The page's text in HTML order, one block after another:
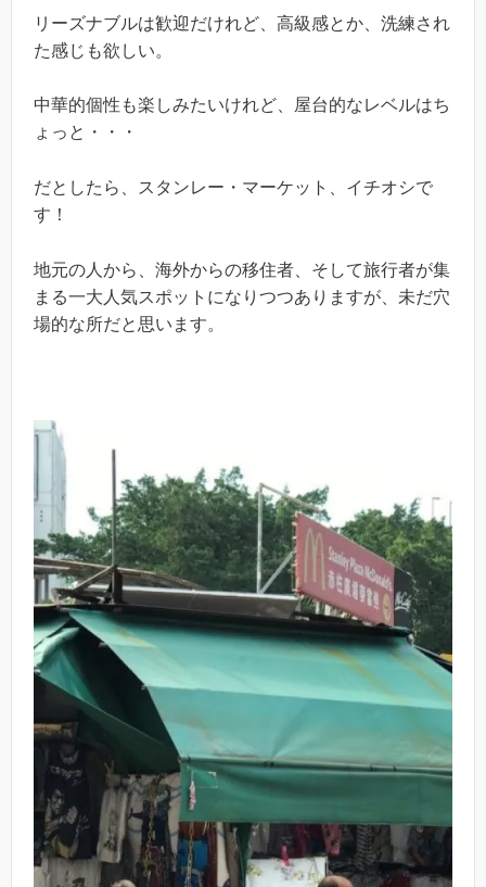
リーズナブルは歓迎だけれど、高級感とか、洗練され
た感じも欲しい。
中華的個性も楽しみたいけれど、屋台的なレベルはち
ょっと・・・
だとしたら、スタンレー・マーケット、イチオシで
す！
地元の人から、海外からの移住者、そして旅行者が集
まる一大人気スポットになりつつありますが、未だ穴
場的な所だと思います。